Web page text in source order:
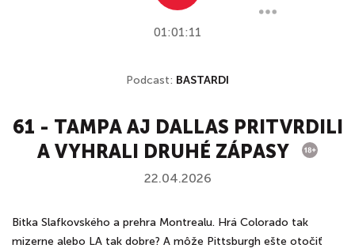
01:01:11
Podcast: BASTARDI
61 - TAMPA AJ DALLAS PRITVRDILI
A VYHRALI DRUHÉ ZÁPASY
22.04.2026
Bitka Slafkovského a prehra Montrealu. Hrá Colorado tak
mizerne alebo LA tak dobre? A môže Pittsburgh ešte otočiť